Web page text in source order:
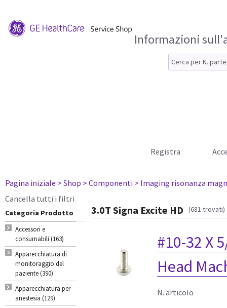
Informazioni
Registra
Pagina iniziale > Shop > Componenti > Imaging risonanza
Cancella tutti i filtri
Categoria Prodotto
Accessori e
consumabili (163)
Apparecchiatura di
monitoraggio del
paziente (390)
Apparecchiatura per
anestesia (129)
3.0T Signa Excite HD (681 trovati)
#10-32 X
Head
N. articolo